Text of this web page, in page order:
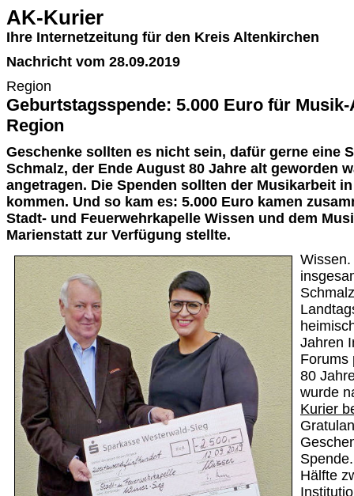
AK-Kurier
Ihre Internetzeitung für den Kreis Altenkirchen
Nachricht vom 28.09.2019
Region
Geburtstagsspende: 5.000 Euro für
Region
Geschenke sollten es nicht sein, dafür gerne eine
Schmalz, der Ende August 80 Jahre alt geworden
angetragen. Die Spenden sollten der Musikarbeit
kommen. Und so kam es: 5.000 Euro kamen
Stadt- und Feuerwehrkapelle Wissen und dem
Marienstatt zur Verfügung stellte.
Jahren
Forums
80
wurde
Kurier
Hälfte